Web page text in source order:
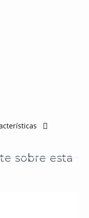
sobre esta